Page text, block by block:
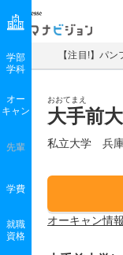
マナ
【注目!】パ
おおてまえ
大手前
私立大学 兵
オーキャン情報
学部
学科
オー
キャン
先輩
学費
就職
資格